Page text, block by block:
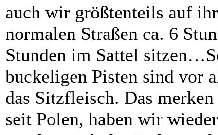
auch wir größtenteils auf
normalen Straßen ca. 6
Stunden im Sattel
buckeligen Pisten sind vor
das Sitzfleisch. Das
seit Polen, haben wir